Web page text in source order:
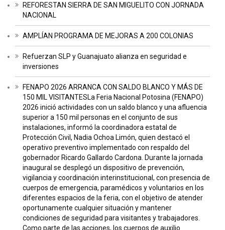
REFORESTAN SIERRA DE SAN MIGUELITO CON JORNADA
NACIONAL
AMPLÍAN PROGRAMA DE MEJORAS A 200 COLONIAS
Refuerzan SLP y Guanajuato alianza en seguridad e
inversiones
FENAPO 2026 ARRANCA CON SALDO BLANCO Y MÁS DE
150 MIL VISITANTESLa Feria Nacional Potosina (FENAPO)
2026 inició actividades con un saldo blanco y una afluencia
superior a 150 mil personas en el conjunto de sus
instalaciones, informó la coordinadora estatal de
Protección Civil, Nadia Ochoa Limón, quien destacó el
operativo preventivo implementado con respaldo del
gobernador Ricardo Gallardo Cardona. Durante la jornada
inaugural se desplegó un dispositivo de prevención,
vigilancia y coordinación interinstitucional, con presencia de
cuerpos de emergencia, paramédicos y voluntarios en los
diferentes espacios de la feria, con el objetivo de atender
oportunamente cualquier situación y mantener
condiciones de seguridad para visitantes y trabajadores.
Como parte de las acciones, los cuerpos de auxilio